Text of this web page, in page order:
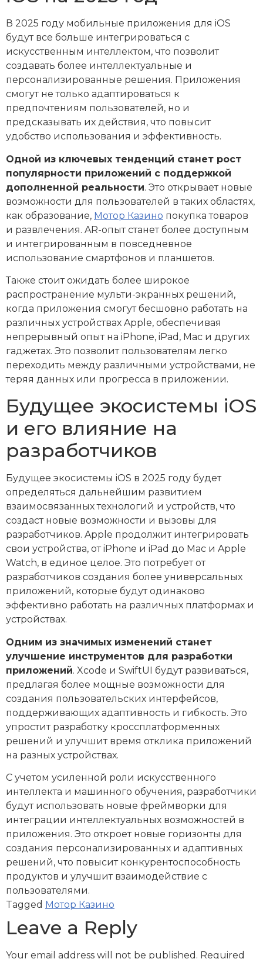
В 2025 году мобильные приложения для iOS
будут все больше интегрироваться с
искусственным интеллектом, что позволит
создавать более интеллектуальные и
персонализированные решения. Приложения
смогут не только адаптироваться к
предпочтениям пользователей, но и
предсказывать их действия, что повысит
удобство использования и эффективность.
Одной из ключевых тенденций станет рост
популярности приложений с поддержкой
дополненной реальности. Это открывает новые
возможности для пользователей в таких областях,
как образование, Мотор Казино покупка товаров
и развлечения. AR-опыт станет более доступным
и интегрированным в повседневное
использование смартфонов и планшетов.
Также стоит ожидать более широкое
распространение мульти-экранных решений,
когда приложения смогут бесшовно работать на
различных устройствах Apple, обеспечивая
непрерывный опыт на iPhone, iPad, Mac и других
гаджетах. Это позволит пользователям легко
переходить между различными устройствами, не
теряя данных или прогресса в приложении.
Будущее экосистемы iOS
и его влияние на
разработчиков
Будущее экосистемы iOS в 2025 году будет
определяться дальнейшим развитием
взаимосвязанных технологий и устройств, что
создаст новые возможности и вызовы для
разработчиков. Apple продолжит интегрировать
свои устройства, от iPhone и iPad до Mac и Apple
Watch, в единое целое. Это потребует от
разработчиков создания более универсальных
приложений, которые будут одинаково
эффективно работать на различных платформах и
устройствах.
Одним из значимых изменений станет
улучшение инструментов для разработки
приложений. Xcode и SwiftUI будут развиваться,
предлагая более мощные возможности для
создания пользовательских интерфейсов,
поддерживающих адаптивность и гибкость. Это
упростит разработку кроссплатформенных
решений и улучшит время отклика приложений
на разных устройствах.
С учетом усиленной роли искусственного
интеллекта и машинного обучения, разработчики
будут использовать новые фреймворки для
интеграции интеллектуальных возможностей в
приложения. Это откроет новые горизонты для
создания персонализированных и адаптивных
решений, что повысит конкурентоспособность
продуктов и улучшит взаимодействие с
пользователями.
Tagged Мотор Казино
Leave a Reply
Your email address will not be published. Required